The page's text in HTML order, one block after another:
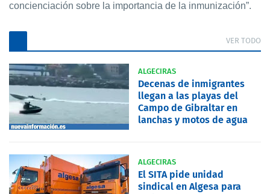
concienciación sobre la importancia de la inmunización”.
VER TODO
ALGECIRAS
Decenas de inmigrantes
llegan a las playas del
Campo de Gibraltar en
lanchas y motos de agua
ALGECIRAS
El SITA pide unidad
sindical en Algesa para